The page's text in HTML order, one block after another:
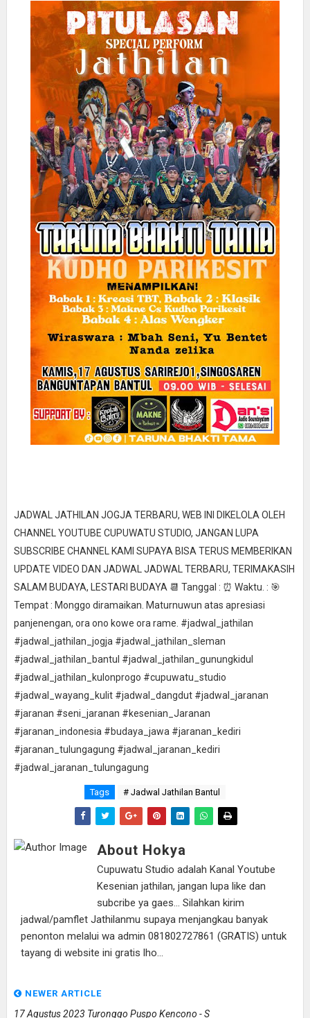
JADWAL JATHILAN JOGJA TERBARU, WEB INI DIKELOLA OLEH
CHANNEL YOUTUBE CUPUWATU STUDIO, JANGAN LUPA
SUBSCRIBE CHANNEL KAMI SUPAYA BISA TERUS MEMBERIKAN
UPDATE VIDEO DAN JADWAL JADWAL TERBARU, TERIMAKASIH
SALAM BUDAYA, LESTARI BUDAYA 📆 Tanggal : ⏰ Waktu. : 🎯
Tempat : Monggo diramaikan. Maturnuwun atas apresiasi
panjenengan, ora ono kowe ora rame. #jadwal_jathilan
#jadwal_jathilan_jogja #jadwal_jathilan_sleman
#jadwal_jathilan_bantul #jadwal_jathilan_gunungkidul
#jadwal_jathilan_kulonprogo #cupuwatu_studio
#jadwal_wayang_kulit #jadwal_dangdut #jadwal_jaranan
#jaranan #seni_jaranan #kesenian_Jaranan
#jaranan_indonesia #budaya_jawa #jaranan_kediri
#jaranan_tulungagung #jadwal_jaranan_kediri
#jadwal_jaranan_tulungagung
Tags # Jadwal Jathilan Bantul
About Hokya
Cupuwatu Studio adalah Kanal Youtube
Kesenian jathilan, jangan lupa like dan
subcribe ya gaes... Silahkan kirim
jadwal/pamflet Jathilanmu supaya menjangkau banyak
penonton melalui wa admin 081802727861 (GRATIS) untuk
tayang di website ini gratis lho...
NEWER ARTICLE
17 Agustus 2023 Turonggo Puspo Kencono - S